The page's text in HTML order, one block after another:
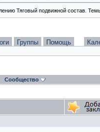
Тяговый подвижной состав.
Группы Помощь
Сообщество